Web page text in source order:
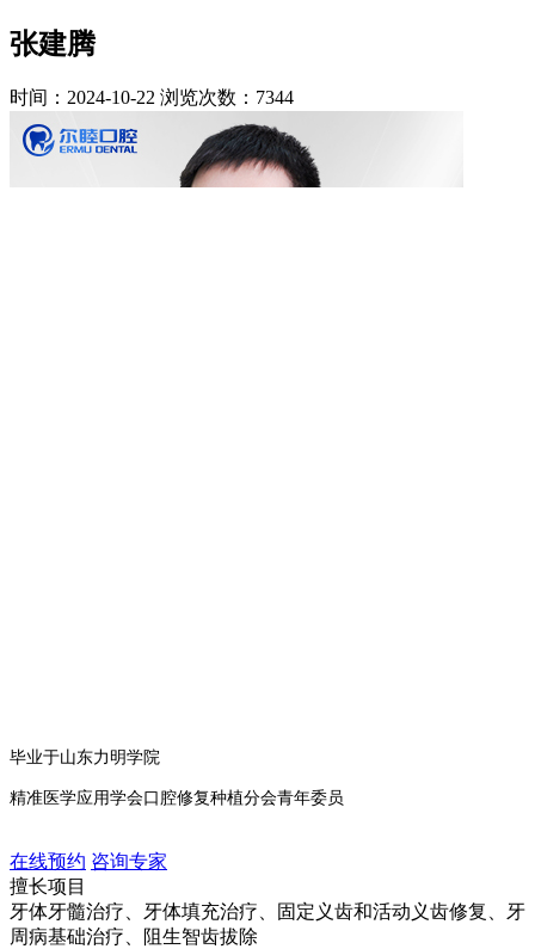
张建腾
时间：2024-10-22 浏览次数：7344
毕业于山东力明学院
精准医学应用学会口腔修复种植分会青年委员
在线预约 咨询专家
擅长项目
牙体牙髓治疗、牙体填充治疗、固定义齿和活动义齿修复、牙
周病基础治疗、阻生智齿拔除